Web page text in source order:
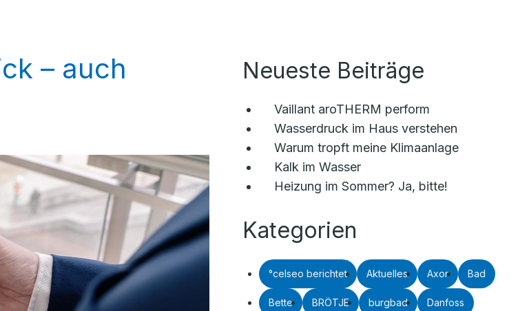
– auch
Neueste Beiträge
Vaillant aroTHERM perform
Wasserdruck im Haus verstehen
Warum tropft meine Klimaanlage
Kalk im Wasser
Heizung im Sommer? Ja, bitte!
Kategorien
°celseo berichtet Aktuelles Axor Bad
Bette BRÖTJE burgbad Danfoss